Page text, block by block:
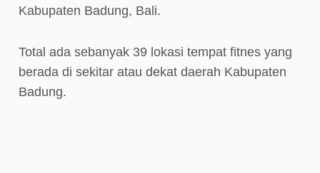
Kabupaten Badung, Bali.
Total ada sebanyak 39 lokasi tempat fitnes yang
berada di sekitar atau dekat daerah Kabupaten
Badung.